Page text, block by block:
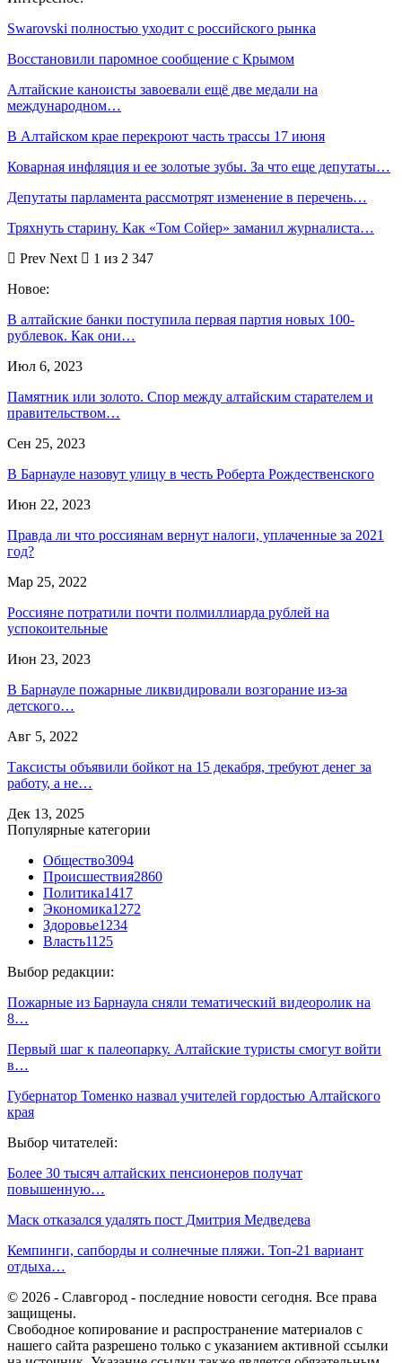
Swarovski полностью уходит с российского рынка
Восстановили паромное сообщение с Крымом
Алтайские каноисты завоевали ещё две медали на
международном…
В Алтайском крае перекроют часть трассы 17 июня
Коварная инфляция и ее золотые зубы. За что еще депутаты…
Депутаты парламента рассмотрят изменение в перечень…
Тряхнуть старину. Как «Том Сойер» заманил журналиста…
Prev Next
1 из 2 347
Новое:
В алтайские банки поступила первая партия новых 100-
рублевок. Как они…
Июл 6, 2023
Памятник или золото. Спор между алтайским старателем и
правительством…
Сен 25, 2023
В Барнауле назовут улицу в честь Роберта Рождественского
Июн 22, 2023
Правда ли что россиянам вернут налоги, уплаченные за 2021
год?
Мар 25, 2022
Россияне потратили почти полмиллиарда рублей на
успокоительные
Июн 23, 2023
В Барнауле пожарные ликвидировали возгорание из-за
детского…
Авг 5, 2022
Таксисты объявили бойкот на 15 декабря, требуют денег за
работу, а не…
Дек 13, 2025
Популярные категории
Общество3094
Происшествия2860
Политика1417
Экономика1272
Здоровье1234
Власть1125
Выбор редакции:
Пожарные из Барнаула сняли тематический видеоролик на
8…
Первый шаг к палеопарку. Алтайские туристы смогут войти
в…
Губернатор Томенко назвал учителей гордостью Алтайского
края
Выбор читателей:
Более 30 тысяч алтайских пенсионеров получат
повышенную…
Маск отказался удалять пост Дмитрия Медведева
Кемпинги, сапборды и солнечные пляжи. Топ-21 вариант
отдыха…
© 2026 - Славгород - последние новости сегодня. Все права
защищены.
Свободное копирование и распространение материалов с
нашего сайта разрешено только с указанием активной ссылки